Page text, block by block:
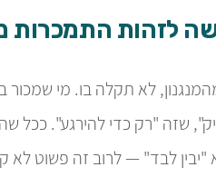
לזהות התמכרות
לא תקלה בו. מי
שזה "רק כדי להירגע". ככל
לבד" — לרוב זה פשוט לא